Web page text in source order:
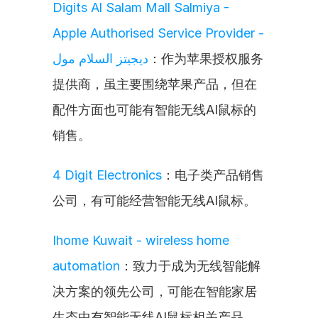
Digits Al Salam Mall Salmiya -
Apple Authorised Service Provider -
ديجيتز السلام مول ：作为苹果授权服务
提供商，虽主要围绕苹果产品，但在
配件方面也可能有智能无线AI鼠标的
销售。
4 Digit Electronics ：电子类产品销售
公司，有可能经营智能无线AI鼠标。
Ihome Kuwait - wireless home
automation ：致力于成为无线智能解
决方案的领先公司，可能在智能家居